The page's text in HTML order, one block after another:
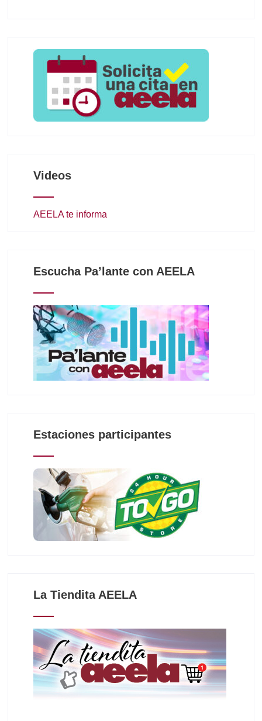
Videos
AEELA te informa
Escucha Pa’lante con AEELA
Estaciones participantes
La Tiendita AEELA